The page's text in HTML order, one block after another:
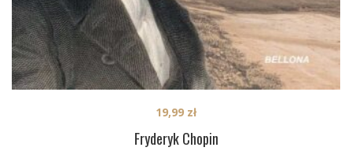
Fryderyk Chopin
19,99 zł